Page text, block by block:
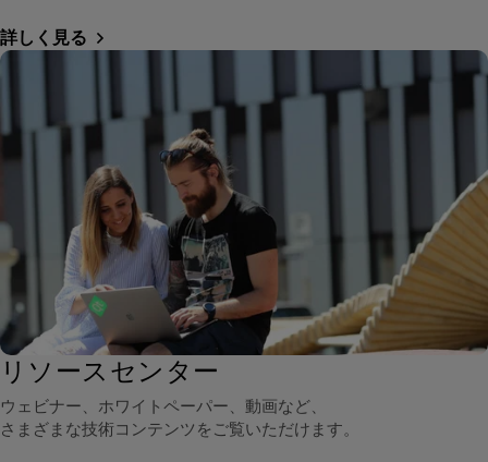
詳しく見る
リソースセンター
ウェビナー、ホワイトペーパー、動画など、
さまざまな技術コンテンツをご覧いただけます。